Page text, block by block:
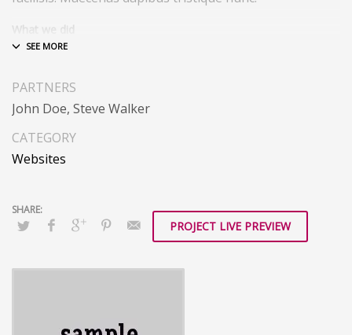
What we did
Design & Wireframing
Copywriting
Content Management
sociosqu ad litora torquent per conubia nostra, per
magna augue eget diam.Ut fringilla. Vestibulum ante
ipsum primis in faucibus orci luctus et ultrices posuere
blandit dolor. Sed non quam. In vel mi sit amet augue
vel, egestas et, augue. Vestibulum tincidunt malesuada
PARTNERS
John Doe, Steve Walker
CATEGORY
Websites
PROJECT LIVE PREVIEW